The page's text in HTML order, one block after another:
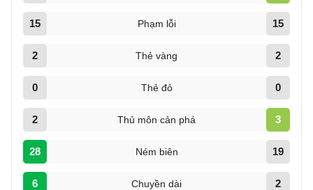
15 Phạm lỗi 15
2 Thẻ vàng 2
0 Thẻ đỏ 0
2 Thủ môn cản phá 3
28 Ném biên 19
6 Chuyền dài 2